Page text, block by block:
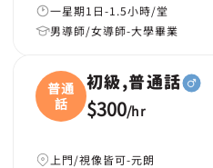
一星期1日-1.5小時/堂
男導師/女導師-大學畢業
普通
話
初級,普通話
$300/hr
上門/視像皆可-元朗